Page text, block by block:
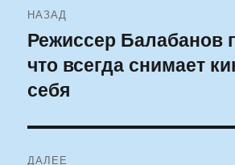
по
записям
НАЗАД
Предыдущая
запись:
Режиссер Балабанов
что всегда снимает
себя
ДАЛЕЕ